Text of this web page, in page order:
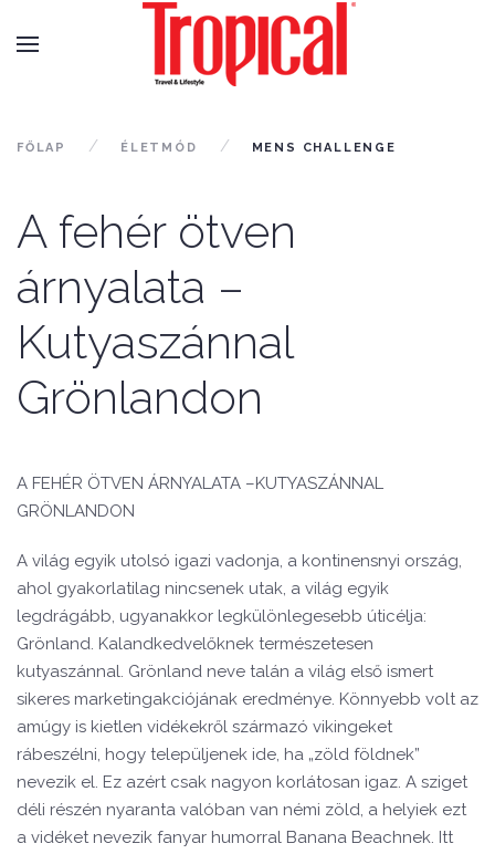
FŐLAP ÉLETMÓD MENS CHALLENGE
A fehér ötven
árnyalata –
Kutyaszánnal
Grönlandon
A FEHÉR ÖTVEN ÁRNYALATA –KUTYASZÁNNAL
GRÖNLANDON
A világ egyik utolsó igazi vadonja, a kontinensnyi ország,
ahol gyakorlatilag nincsenek utak, a világ egyik
legdrágább, ugyanakkor legkülönlegesebb úticélja:
Grönland. Kalandkedvelőknek természetesen
kutyaszánnal. Grönland neve talán a világ első ismert
sikeres marketingakciójának eredménye. Könnyebb volt az
amúgy is kietlen vidékekről származó vikingeket
rábeszélni, hogy települjenek ide, ha „zöld földnek”
nevezik el. Ez azért csak nagyon korlátosan igaz. A sziget
déli részén nyaranta valóban van némi zöld, a helyiek ezt
a vidéket nevezik fanyar humorral Banana Beachnek. Itt